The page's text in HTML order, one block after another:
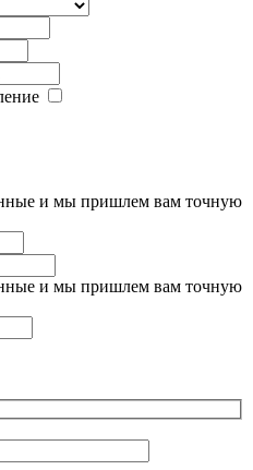
и мы пришлем вам точную
и мы пришлем вам точную